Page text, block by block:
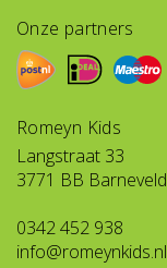
Onze partners
Romeyn Kids
Langstraat 33
3771 BB Barneveld
0342 452 938
info@romeynkids.nl